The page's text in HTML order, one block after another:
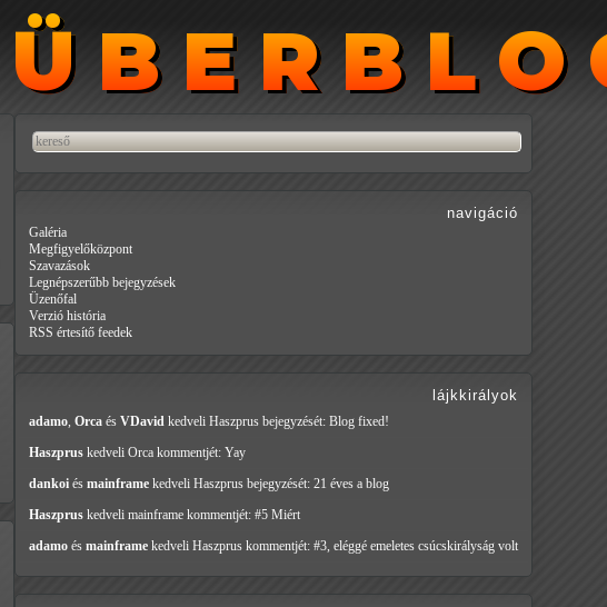
navigáció
Galéria
Megfigyelőközpont
Szavazások
Legnépszerűbb bejegyzések
Üzenőfal
Verzió história
RSS értesítő feedek
lájkkirályok
adamo, Orca és VDavid kedveli Haszprus bejegyzését: Blog fixed!
Haszprus kedveli Orca kommentjét: Yay
dankoi és mainframe kedveli Haszprus bejegyzését: 21 éves a blog
Haszprus kedveli mainframe kommentjét: #5 Miért
adamo és mainframe kedveli Haszprus kommentjét: #3, eléggé emeletes csúcskirályság volt